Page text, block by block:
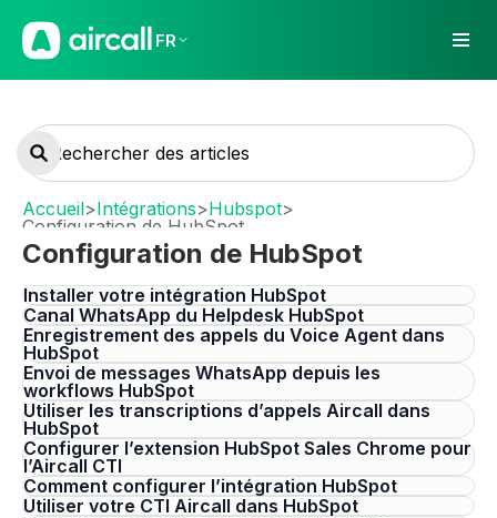
FR
Accueil>Intégrations>Hubspot>
Configuration de HubSpot
Configuration de HubSpot
Installer votre intégration HubSpot
Canal WhatsApp du Helpdesk HubSpot
Enregistrement des appels du Voice Agent dans
HubSpot
Envoi de messages WhatsApp depuis les
workflows HubSpot
Utiliser les transcriptions d’appels Aircall dans
HubSpot
Configurer l’extension HubSpot Sales Chrome pour
l’Aircall CTI
Comment configurer l’intégration HubSpot
Utiliser votre CTI Aircall dans HubSpot